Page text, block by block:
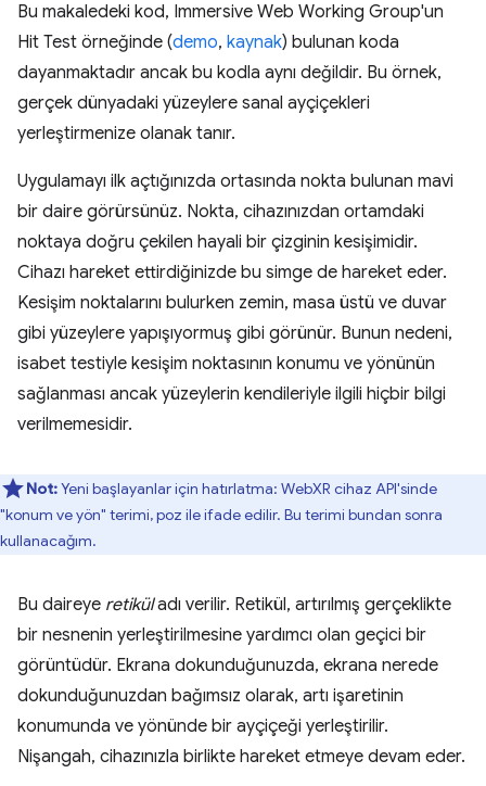
Bu makaledeki kod, Immersive Web Working Group'un
Hit Test örneğinde (demo, kaynak) bulunan koda
dayanmaktadır ancak bu kodla aynı değildir. Bu örnek,
gerçek dünyadaki yüzeylere sanal ayçiçekleri
yerleştirmenize olanak tanır.
Uygulamayı ilk açtığınızda ortasında nokta bulunan mavi
bir daire görürsünüz. Nokta, cihazınızdan ortamdaki
noktaya doğru çekilen hayali bir çizginin kesişimidir.
Cihazı hareket ettirdiğinizde bu simge de hareket eder.
Kesişim noktalarını bulurken zemin, masa üstü ve duvar
gibi yüzeylere yapışıyormuş gibi görünür. Bunun nedeni,
isabet testiyle kesişim noktasının konumu ve yönünün
sağlanması ancak yüzeylerin kendileriyle ilgili hiçbir bilgi
verilmemesidir.
Not:Yeni başlayanlar için hatırlatma: WebXR cihaz API'sinde
"konum ve yön" terimi, poz ile ifade edilir. Bu terimi bundan sonra
kullanacağım.
Bu daireye retiküladı verilir. Retikül, artırılmış gerçeklikte
bir nesnenin yerleştirilmesine yardımcı olan geçici bir
görüntüdür. Ekrana dokunduğunuzda, ekrana nerede
dokunduğunuzdan bağımsız olarak, artı işaretinin
konumunda ve yönünde bir ayçiçeği yerleştirilir.
Nişangah, cihazınızla birlikte hareket etmeye devam eder.